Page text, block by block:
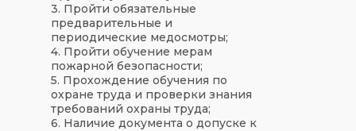
3. Пройти обязательные
предварительные и
периодические медосмотры;
4. Пройти обучение мерам
пожарной безопасности;
5. Прохождение обучения по
охране труда и проверки знания
требований охраны труда;
6. Наличие документа о допуске к